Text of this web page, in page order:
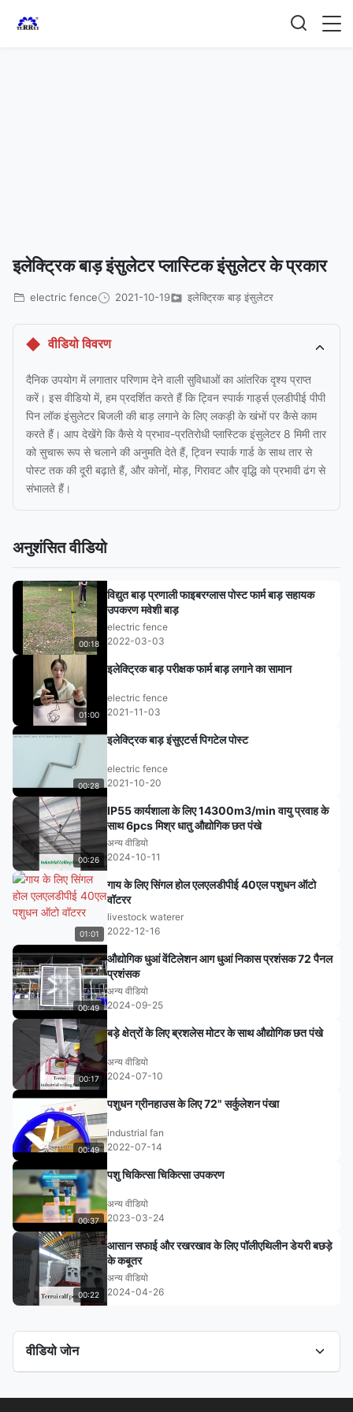
इलेक्ट्रिक बाड़ इंसुलेटर प्लास्टिक इंसुलेटर के प्रकार
electric fence 2021-10-19 इलेक्ट्रिक बाड़ इंसुलेटर
वीडियो विवरण
दैनिक उपयोग में लगातार परिणाम देने वाली सुविधाओं का आंतरिक दृश्य प्राप्त
करें। इस वीडियो में, हम प्रदर्शित करते हैं कि ट्विन स्पार्क गार्ड्स एलडीपीई पीपी
पिन लॉक इंसुलेटर बिजली की बाड़ लगाने के लिए लकड़ी के खंभों पर कैसे काम
करते हैं। आप देखेंगे कि कैसे ये प्रभाव-प्रतिरोधी प्लास्टिक इंसुलेटर 8 मिमी तार
को सुचारू रूप से चलाने की अनुमति देते हैं, ट्विन स्पार्क गार्ड के साथ तार से
पोस्ट तक की दूरी बढ़ाते हैं, और कोनों, मोड़, गिरावट और वृद्धि को प्रभावी ढंग से
संभालते हैं।
अनुशंसित वीडियो
00:18
विद्युत बाड़ प्रणाली फाइबरग्लास पोस्ट फार्म बाड़ सहायक
उपकरण मवेशी बाड़
electric fence
2022-03-03
01:00
इलेक्ट्रिक बाड़ परीक्षक फार्म बाड़ लगाने का सामान
electric fence
2021-11-03
00:28
इलेक्ट्रिक बाड़ इंसुएटर्स पिगटेल पोस्ट
electric fence
2021-10-20
00:26
IP55 कार्यशाला के लिए 14300m3/min वायु प्रवाह के
साथ 6pcs मिश्र धातु औद्योगिक छत पंखे
अन्य वीडियो
2024-10-11
01:01
गाय के लिए सिंगल होल एलएलडीपीई 40एल पशुधन ऑटो
वॉटरर
livestock waterer
2022-12-16
00:49
औद्योगिक धुआं वेंटिलेशन आग धुआं निकास प्रशंसक 72 पैनल
प्रशंसक
अन्य वीडियो
2024-09-25
00:17
बड़े क्षेत्रों के लिए ब्रशलेस मोटर के साथ औद्योगिक छत पंखे
अन्य वीडियो
2024-07-10
00:49
पशुधन ग्रीनहाउस के लिए 72" सर्कुलेशन पंखा
industrial fan
2022-07-14
00:37
पशु चिकित्सा चिकित्सा उपकरण
अन्य वीडियो
2023-03-24
00:22
आसान सफाई और रखरखाव के लिए पॉलीएथिलीन डेयरी बछड़े
के कबूतर
अन्य वीडियो
2024-04-26
वीडियो जोन